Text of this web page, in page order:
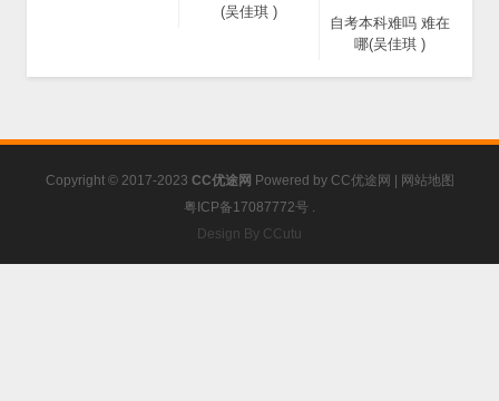
(吴佳琪 )
自考本科难吗 难在
哪(吴佳琪 )
Copyright © 2017-2023 CC优途网 Powered by CC优途网
网站地图
粤ICP备17087772号 .
Design By CCutu